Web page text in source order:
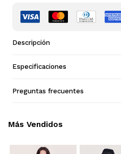
Descripción
Especificaciones
Preguntas frecuentes
Más Vendidos